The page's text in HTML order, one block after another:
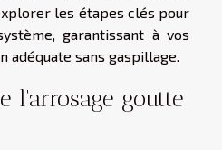
les étapes clés pour
garantissant à vos
adéquate sans gaspillage.
l'arrosage goutte